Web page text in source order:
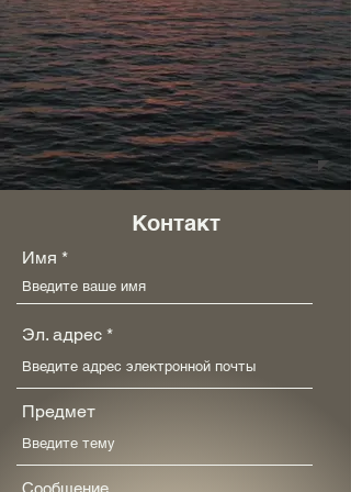
Контакт
Имя
Эл. адрес
Предмет
Сообщение